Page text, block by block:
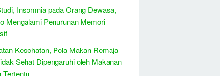
Insomnia pada Orang Dewasa,
Mengalami Penurunan Memori
Kesehatan, Pola Makan Remaja
Sehat Dipengaruhi oleh Makanan
Tertentu